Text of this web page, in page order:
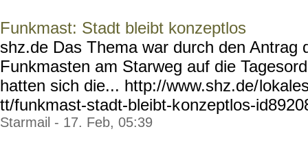
Funkmast: Stadt bleibt konzeptlos
shz.de Das Thema war durch den Antrag
Funkmasten am Starweg auf die
hatten sich die... http://www.shz.de/
tt/funkmast-stadt-bleibt-konzeptlos-
Starmail - 17. Feb, 05:39